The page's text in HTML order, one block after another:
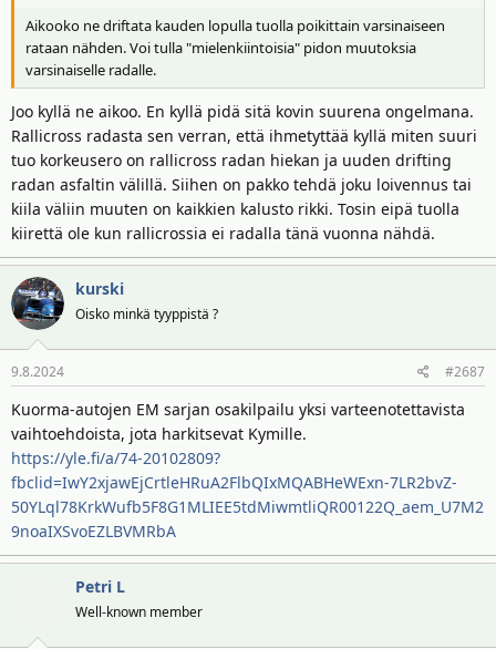
Aikooko ne driftata kauden lopulla tuolla poikittain varsinaiseen
rataan nähden. Voi tulla "mielenkiintoisia" pidon muutoksia
varsinaiselle radalle.
Joo kyllä ne aikoo. En kyllä pidä sitä kovin suurena ongelmana.
Rallicross radasta sen verran, että ihmetyttää kyllä miten suuri
tuo korkeusero on rallicross radan hiekan ja uuden drifting
radan asfaltin välillä. Siihen on pakko tehdä joku loivennus tai
kiila väliin muuten on kaikkien kalusto rikki. Tosin eipä tuolla
kiirettä ole kun rallicrossia ei radalla tänä vuonna nähdä.
kurski
Oisko minkä tyyppistä ?
9.8.2024 #2687
Kuorma-autojen EM sarjan osakilpailu yksi varteenotettavista
vaihtoehdoista, jota harkitsevat Kymille.
https://yle.fi/a/74-20102809?
fbclid=IwY2xjawEjCrtleHRuA2FlbQIxMQABHeWExn-7LR2bvZ-
50YLql78KrkWufb5F8G1MLIEE5tdMiwmtliQR00122Q_aem_U7M2
9noaIXSvoEZLBVMRbA
Petri L
Well-known member